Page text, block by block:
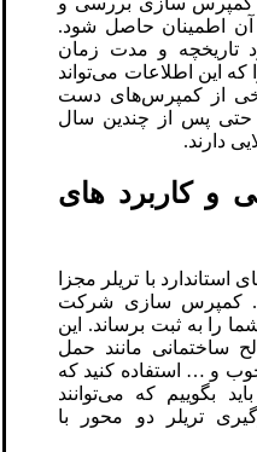
آن اطمینان حاصل شود.
تاریخچه و مدت زمان
این اطلاعات می‌تواند
از کمپرس‌های دست
حتی پس از چندین سال
دارند.
و کاربرد های
با تریلر مجزا
کمپرس سازی شرکت
را به ثبت برساند. این
ساختمانی مانند حمل
و … استفاده کنید که
بگوییم که می‌توانند
تریلر دو محور با